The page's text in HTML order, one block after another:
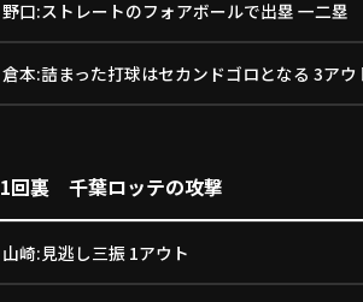
野口:ストレートのフォアボールで出塁 一二塁
倉本:詰まった打球はセカンドゴロとなる 3アウ
1回裏 千葉ロッテの攻撃
山崎:見逃し三振 1アウト